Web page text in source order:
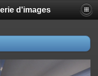
d'images